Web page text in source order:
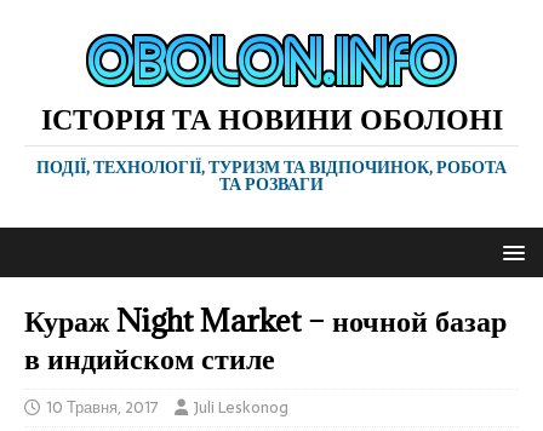
ІСТОРІЯ ТА НОВИНИ ОБОЛОНІ
ПОДІЇ, ТЕХНОЛОГІЇ, ТУРИЗМ ТА ВІДПОЧИНОК, РОБОТА
ТА РОЗВАГИ
Кураж Night Market – ночной базар
в индийском стиле
10 Травня, 2017 Juli Leskonog